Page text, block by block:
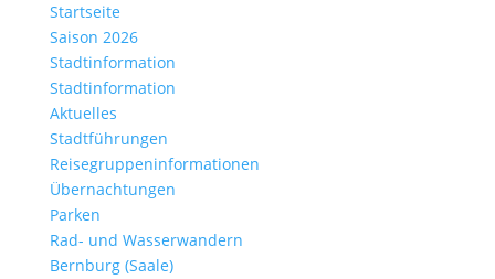
Startseite
Saison 2026
Stadtinformation
Stadtinformation
Aktuelles
Stadtführungen
Reisegruppeninformationen
Übernachtungen
Parken
Rad- und Wasserwandern
Bernburg (Saale)